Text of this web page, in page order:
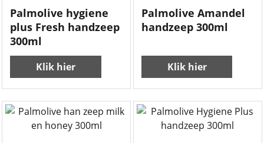
Palmolive hygiene
plus Fresh handzeep
300ml
Klik hier
Palmolive Amandel
handzeep 300ml
Klik hier